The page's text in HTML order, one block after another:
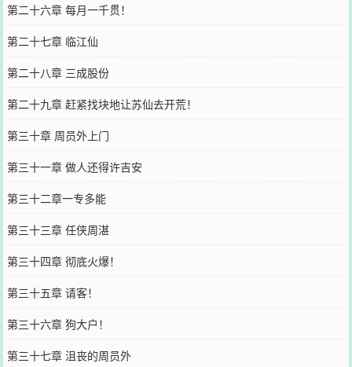
第二十六章 每月一千贯！
第二十七章 临江仙
第二十八章 三成股份
第二十九章 赶紧找块地让苏仙去开荒！
第三十章 周员外上门
第三十一章 做人还得许吉安
第三十二章一专多能
第三十三章 任侠周湛
第三十四章 彻底火爆！
第三十五章 请客！
第三十六章 狗大户！
第三十七章 沮丧的周员外